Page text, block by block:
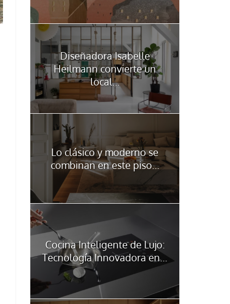
Diseñadora Isabelle
Heilmann convierte un
local...
Lo clásico y moderno se
combinan en este piso...
Cocina Inteligente de Lujo:
Tecnología Innovadora en...